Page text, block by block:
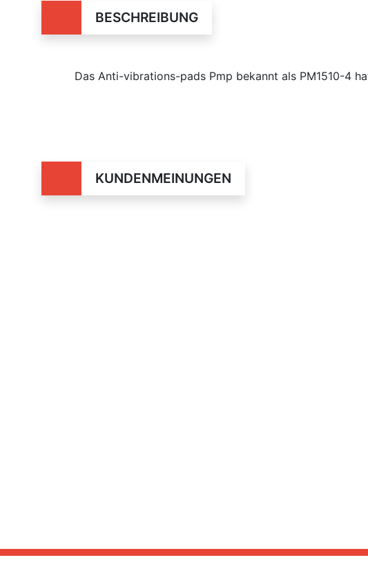
BESCHREIBUNG
Das Anti-vibrations-pads Pmp bekannt als PM1510-4
KUNDENMEINUNGEN